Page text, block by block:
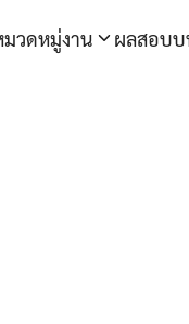
วดหมู่งาน ผลสอบบ